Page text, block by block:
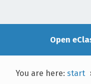
Open
You are here:start